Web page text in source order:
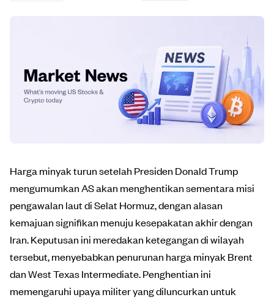
Harga minyak turun setelah Presiden Donald Trump
mengumumkan AS akan menghentikan sementara misi
pengawalan laut di Selat Hormuz, dengan alasan
kemajuan signifikan menuju kesepakatan akhir dengan
Iran. Keputusan ini meredakan ketegangan di wilayah
tersebut, menyebabkan penurunan harga minyak Brent
dan West Texas Intermediate. Penghentian ini
memengaruhi upaya militer yang diluncurkan untuk